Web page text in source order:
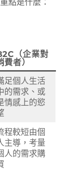
（企業對
費者）
足個人生活
的需求、或
情感上的慾
程較短由個
主導，考量
人的需求購